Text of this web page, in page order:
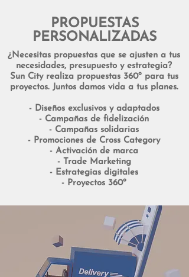
PROPUESTAS
PERSONALIZADAS
¿Necesitas propuestas que se ajusten a tus
necesidades, presupuesto y estrategia?
Sun City realiza propuestas 360º para tus
proyectos. Juntos damos vida a tus planes.
- Diseños exclusivos y adaptados
- Campañas de fidelización
- Campañas solidarias
- Promociones de Cross Category
- Activación de marca
- Trade Marketing
- Estrategias digitales
- Proyectos 360º